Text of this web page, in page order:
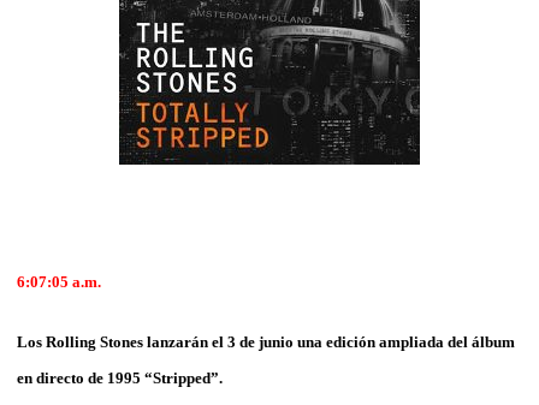
6:07:05 a.m.
Los Rolling Stones lanzarán el 3 de junio una edición ampliada del álbum
en directo de 1995 “Stripped”.